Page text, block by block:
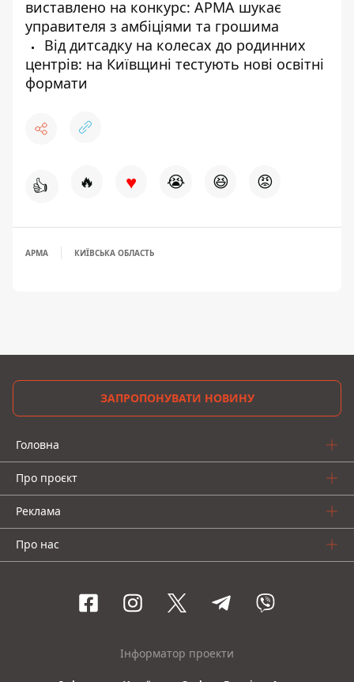
виставлено на конкурс: АРМА шукає
управителя з амбіціями та грошима
Від дитсадку на колесах до родинних
центрів: на Київщині тестують нові освітні
формати
👍 🔥 ♥ 😭 😆 😡
АРМА КИЇВСЬКА ОБЛАСТЬ
ЗАПРОПОНУВАТИ НОВИНУ
Головна
Про проєкт
Реклама
Про нас
Інформатор проекти